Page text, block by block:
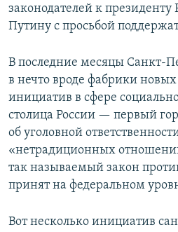
законодателей к
Путину с просьбой
В последние месяцы Санкт-
в нечто вроде фабрики
инициатив в сфере
столица России — первый
об уголовной
«нетрадиционных
так называемый закон
принят на федеральном
Вот несколько инициатив